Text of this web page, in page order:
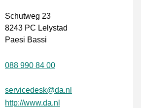
Schutweg 23
8243 PC Lelystad
Paesi Bassi
088 990 84 00
servicedesk@da.nl
http://www.da.nl